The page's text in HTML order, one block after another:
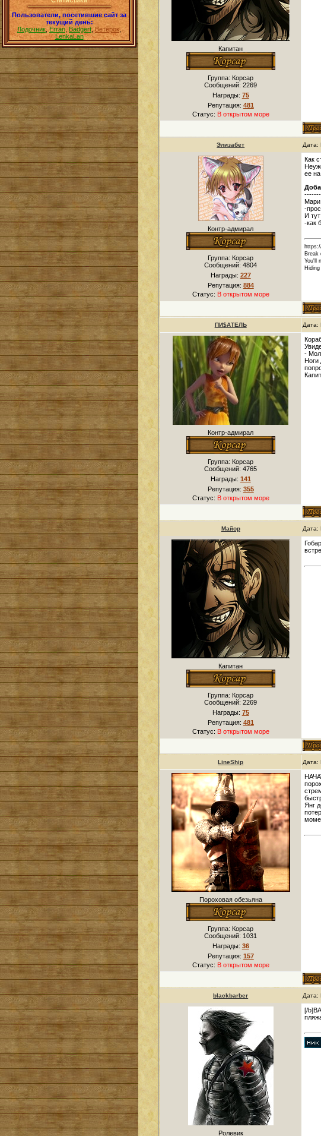
Пользователи, посетившие сайт за
текущий день:
Лодочник,Erran Badgert,Ветерок,
LenkaLan
Капитан
Группа: Корсар
Сообщений:2269
Награды: 75
Репутация: 481
Статус: В открытом море
Элизабет Дата:
Контр-адмирал
Группа: Корсар
Сообщений:4804
Награды: 227
Репутация: 884
Статус: В открытом море
Как
ее
Мари
-
И
-как
Break
You'll
ПИ$АТЕЛЬ Дата:
Контр-адмирал
Группа: Корсар
Сообщений:4765
Награды: 141
Репутация: 355
Статус: В открытом море
-
Ноги
Майор Дата:
Капитан
Группа: Корсар
Сообщений:2269
Награды: 75
Репутация: 481
Статус: В открытом море
LineShip Дата:
Пороховая обезьяна
Группа: Корсар
Сообщений: 1031
Награды: 36
Репутация: 157
Статус: В открытом море
Янг
blackbarber Дата:
Ролевик
[/